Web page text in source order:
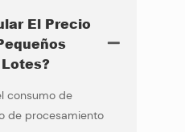
El Precio
consumo de
de procesamiento